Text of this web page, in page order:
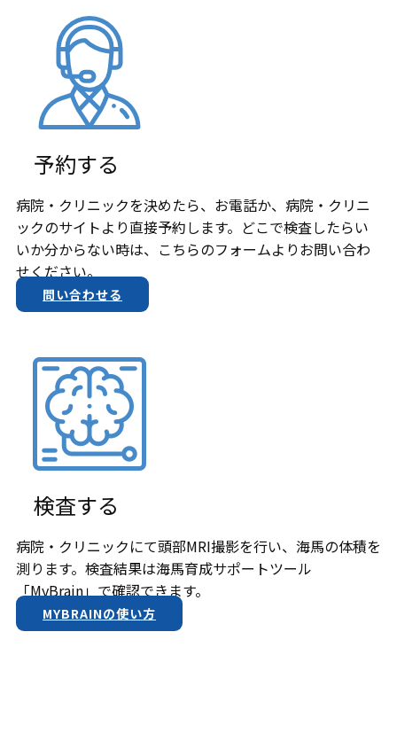
予約する
病院・クリニックを決めたら、お電話か、​病院・クリニ
ックのサイトより直接予約します。どこで検査したらい
いか分からない時は、こちらのフォームよりお問い合わ
せください。
問い合わせる
検査する
病院・クリニックにて頭部MRI撮影を行い、海馬の体積を
測ります。検査結果は​海馬育成サポートツール
「MyBrain」で確認できます。
MYBRAINの使い方